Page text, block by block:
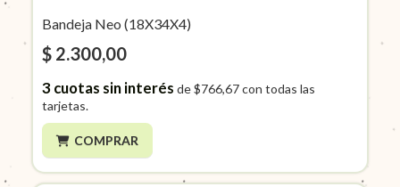
Bandeja Neo (18X34X4)
$ 2.300,00
3cuotas sin interés de$766,67con todas las
tarjetas.
COMPRAR